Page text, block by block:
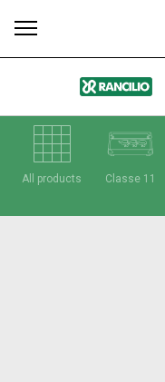
All products Classe 11
す
製品